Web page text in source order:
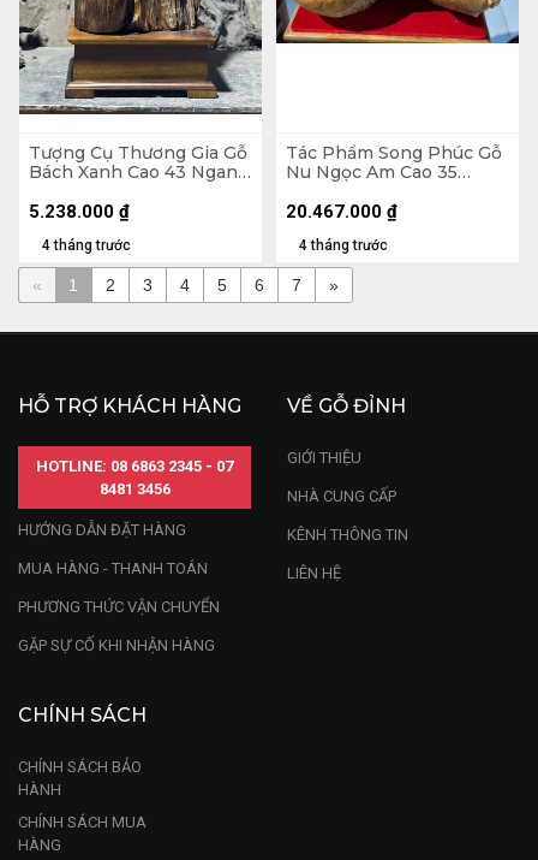
Tượng Cụ Thương Gia Gỗ
Bách Xanh Cao 43 Ngang
4 tháng trước
5.238.000 ₫
Tác Phẩm Song Phúc Gỗ
Nu Ngọc Am Cao 35
4 tháng trước
20.467.000 ₫
« 1 2 3 4 5 6 7 »
HỖ TRỢ KHÁCH HÀNG
HOTLINE: 08 6863 2345 - 07
8481 3456
HƯỚNG DẪN ĐẶT HÀNG
MUA HÀNG - THANH TOÁN
PHƯƠNG THỨC VẬN CHUYỂN
GẶP SỰ CỐ KHI NHẬN HÀNG
VỀ GỖ ĐỈNH
GIỚI THIỆU
NHÀ CUNG CẤP
KÊNH THÔNG TIN
LIÊN HỆ
CHÍNH SÁCH
CHÍNH SÁCH BẢO
HÀNH
CHÍNH SÁCH MUA
HÀNG